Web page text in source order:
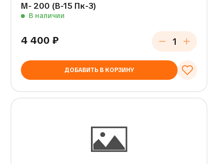
М- 200 (В-15 Пк-3)
В наличии
4 400 ₽
ДОБАВИТЬ В КОРЗИНУ